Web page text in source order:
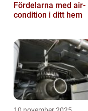
Fördelarna med air-
condition i ditt hem